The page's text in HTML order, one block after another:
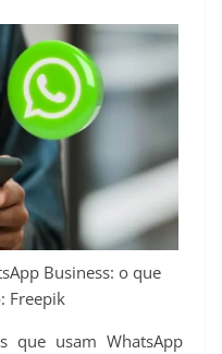
Business: o que
Freepik
que usam WhatsApp